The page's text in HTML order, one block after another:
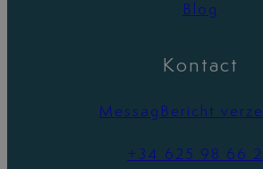
Blog
Kontact
MessagBericht
+34 625 98 66